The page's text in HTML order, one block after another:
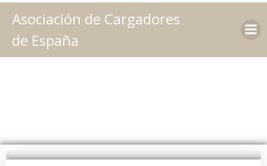
Saltar
al
Asociación de Cargadores
de España